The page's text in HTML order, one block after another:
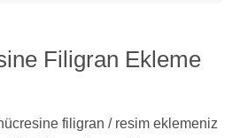
Filigran Ekleme
filigran / resim eklemeniz